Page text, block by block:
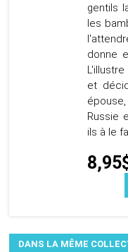
gentils
les
donne
et
Russie
ils à le
DANS LA MÊME